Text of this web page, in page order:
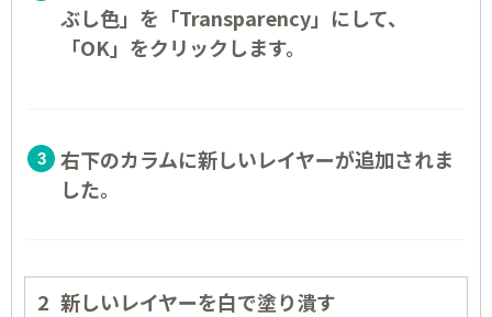
ぶし色」を「Transparency」にして、
「OK」をクリックします。
右下のカラムに新しいレイヤーが追加されま
した。
新しいレイヤーを白で塗り潰す